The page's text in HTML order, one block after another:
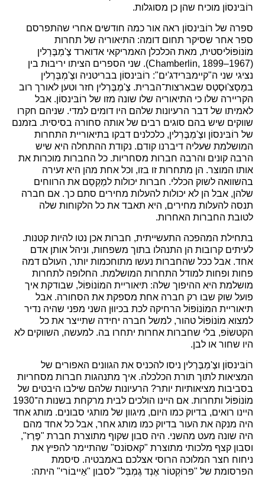
רוֹבּינסוֹן מוכיח שהן כן מסוגלות.
ספרה של רוֹבּינסוֹן ראה אור כמה חודשים אחרי שהתפרסם
ספר אחר שסיקר תחום דומה: התיאוריה של תחרות
מוֹנוֹפּוֹליסטית, מאת הכלכלן האמריקאי אדוארד צֶ'מְבֶּרְלין
(Chamberlin, 1899–1967). שני הספרים הציתו יריבוּת בין
נציגי שני ה"קיימבּרידג'ים": רוֹבּינסוֹן בבריטניה וצֶ'מְבֶּרְלין
במַסַצ'וּסֶטְס שבארצות־הברית. צֶ'מְבֶּרְלין חזר וטען לאורך רוב
הקריירה שלו כי התיאוריה שלו שונה מזו של רוֹבּינסוֹן. אבל
לאמיתו של דבר הרעיונות שלהם היו דומים למדי. שניהם חקרו
שווקים שיש בהם סוגים רבים של אותה סחורה בסיסית. בזמנם
של רוֹבּינסוֹן וצֶ'מְבֶּרְלין, כלכלנים דבקו בתיאוריית התחרות
המושלמת שעליה דיברנו קודם. נקודת ההתחלה היא שיש
הרבה קונים והרבה חברות מסחריות. כל החברות מוכרות את
אותו המוצר. הן מתחרות זו בזו, וכל אחת מהן היא זעירה
בהשוואה לשוק הכללי. חברות יכולות למַקְסֵם את הרווחים
שלהן, אבל הן לא יכולות להעלות מחירים סתם כך. אם חברה
תנסה להעלות מחירים, היא תאבד את כל הלקוחות שלה
לטובת החברות האחרות.
בתחילת המהפכה התעשייתית, חברות אכן נטו להיות קטנות.
לעיתים קרובות הן התנהלו בתוך משפחות, וניהל אותן אדם
אחד. אבל ככל שהחברות נעשו מתוחכמות יותר, העולם דמה
פחות ופחות למודל התחרות המושלמת. החלופה לתחרות
מושלמת היא ההיפוך שלה: תיאוריית המוֹנוֹפּוֹל, שבודקת איך
פועל שוק שבו רק חברה אחת מספקת את הסחורה. אבל
תיאוריית המוֹנוֹפּוֹל הרחיקה לכת בכיווּן השני מפני שהיה נדיר
למצוא מוֹנוֹפּוֹל טהור, למשל חברה יחידה שתייצר את כל
הקטשוֹפּ, בלי שחברות אחרות יתחרו בה. למעשה, השווקים לא
היו שחור או לבן.
רוֹבּינסוֹן וצֶ'מְבֶּרְלין ניסו להכניס את הגוונים האפורים של
המציאות לתוך תורת הכלכלה. איך מתנהגות חברות מסחריות
בסביבות מציאותיות יותר? הרעיונות שלהם שילבו היבטים של
מוֹנוֹפּוֹל ותחרות. אם היינו הולכים לבית מרקחת בשנות ה־1930
היינו רואים, בדיוק כמו היום, מיגוון של מותגי סבונים. מותג אחד
היה מנקה את העור בדיוק כמו מותג אחר, אבל כל אחד מהם
היה שונה מעט מהשני. היה סבון שקוף מתוצרת חברת "פֶּרְז",
וסבון קצף מלכותי מתוצרת "קאסוֹנס" שהתיימר להפיץ את
ניחוח חצר המלוכה הרוסי אצלכם באמבטיה. סיסמת
הפרסומת של "פּרוֹקְטוֹר אֶנְד גֶמְבְּל" לסבון "אַייבוֹרי" היתה: